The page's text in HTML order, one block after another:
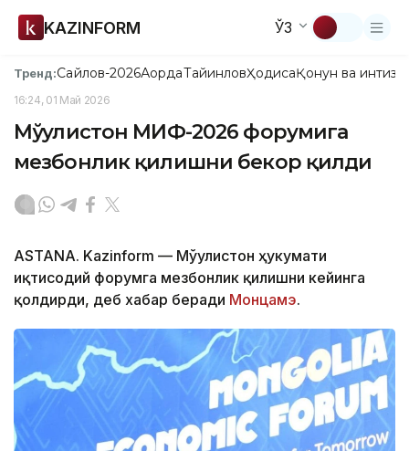
KAZINFORM ЎЗ
Тренд:Сайлов-2026АқордаТайинловҲодисаҚонун ва
16:24, 01 Май 2026
Мўғулистон МИФ-2026 форумига
мезбонлик қилишни бекор қилди
ASTANA. Kazinform — Мўғулистон ҳукумати
иқтисодий форумга мезбонлик қилишни кейинга
қолдирди, деб хабар беради Монцамэ.